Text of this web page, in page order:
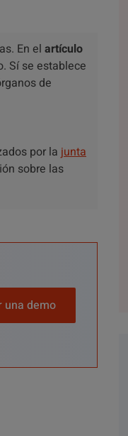
En el artículo
Sí se establece
de
por la junta
sobre las
una demo